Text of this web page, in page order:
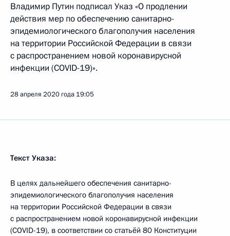
Владимир Путин подписал Указ «О продлении
действия мер по обеспечению санитарно-
эпидемиологического благополучия населения
на территории Российской Федерации в связи
с распространением новой коронавирусной
инфекции (COVID-19)».
28 апреля 2020 года 19:05
Текст Указа:
В целях дальнейшего обеспечения санитарно-
эпидемиологического благополучия населения
на территории Российской Федерации в связи
с распространением новой коронавирусной инфекции
(COVID-19), в соответствии со статьёй 80 Конституции